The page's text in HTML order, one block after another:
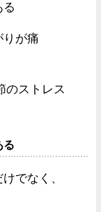
りが痛
のストレス
る
でなく、